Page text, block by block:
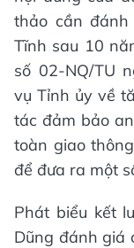
thảo cần
Tĩnh sau 10
số 02-NQ/TU
vụ Tỉnh ủy về
tác đảm bảo
toàn giao
để đưa ra một
Phát biểu kết
Dũng đánh giá